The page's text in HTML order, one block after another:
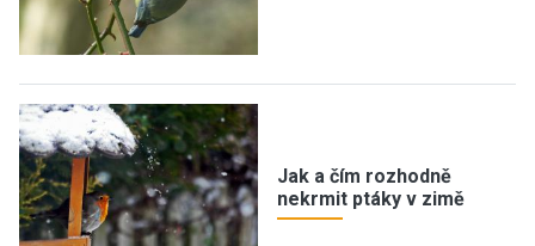
Jak a čím rozhodně
nekrmit ptáky v zimě